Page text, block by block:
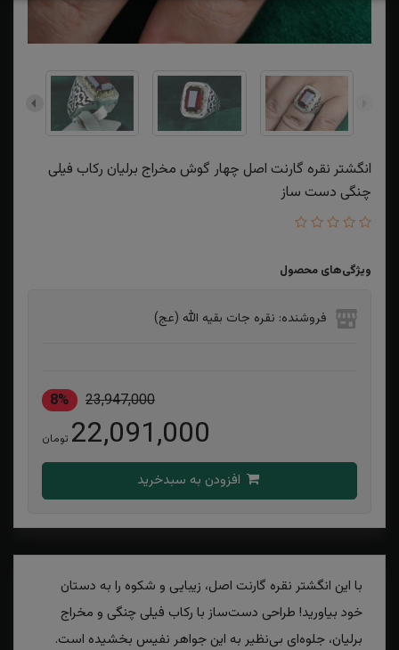
انگشتر نقره گارنت اصل چهار گوش مخراج برلیان رکاب فیلی
چنگی دست ساز
ویژگی‌های محصول
فروشنده: نقره جات بقیه الله (عج)
23,947,000
8%
22,091,000 تومان
با این انگشتر نقره گارنت اصل، زیبایی و شکوه را به دستان
خود بیاورید! طراحی دست‌ساز با رکاب فیلی چنگی و مخراج
برلیان، جلوه‌ای بی‌نظیر به این جواهر نفیس بخشیده است.